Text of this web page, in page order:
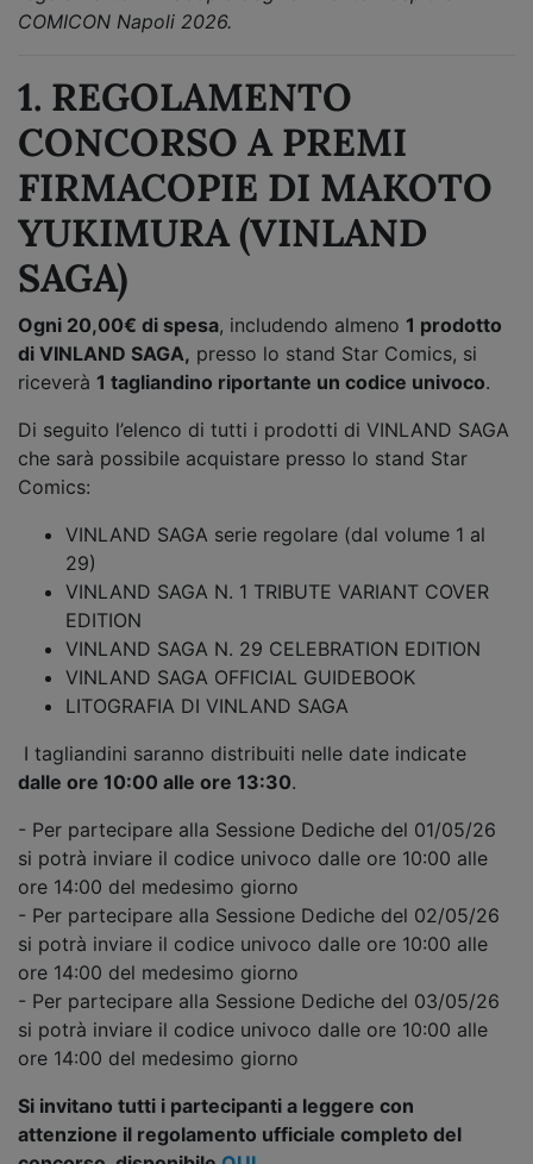
COMICON Napoli 2026.
1. REGOLAMENTO
CONCORSO A PREMI
FIRMACOPIE DI MAKOTO
YUKIMURA (VINLAND
SAGA)
Ogni 20,00€ di spesa, includendo almeno 1 prodotto
di VINLAND SAGA, presso lo stand Star Comics, si
riceverà 1 tagliandino riportante un codice univoco.
Di seguito l’elenco di tutti i prodotti di VINLAND SAGA
che sarà possibile acquistare presso lo stand Star
Comics:
VINLAND SAGA serie regolare (dal volume 1 al
29)
VINLAND SAGA N. 1 TRIBUTE VARIANT COVER
EDITION
VINLAND SAGA N. 29 CELEBRATION EDITION
VINLAND SAGA OFFICIAL GUIDEBOOK
LITOGRAFIA DI VINLAND SAGA
I tagliandini saranno distribuiti nelle date indicate
dalle ore 10:00 alle ore 13:30.
- Per partecipare alla Sessione Dediche del 01/05/26
si potrà inviare il codice univoco dalle ore 10:00 alle
ore 14:00 del medesimo giorno
- Per partecipare alla Sessione Dediche del 02/05/26
si potrà inviare il codice univoco dalle ore 10:00 alle
ore 14:00 del medesimo giorno
- Per partecipare alla Sessione Dediche del 03/05/26
si potrà inviare il codice univoco dalle ore 10:00 alle
ore 14:00 del medesimo giorno
Si invitano tutti i partecipanti a leggere con
attenzione il regolamento ufficiale completo del